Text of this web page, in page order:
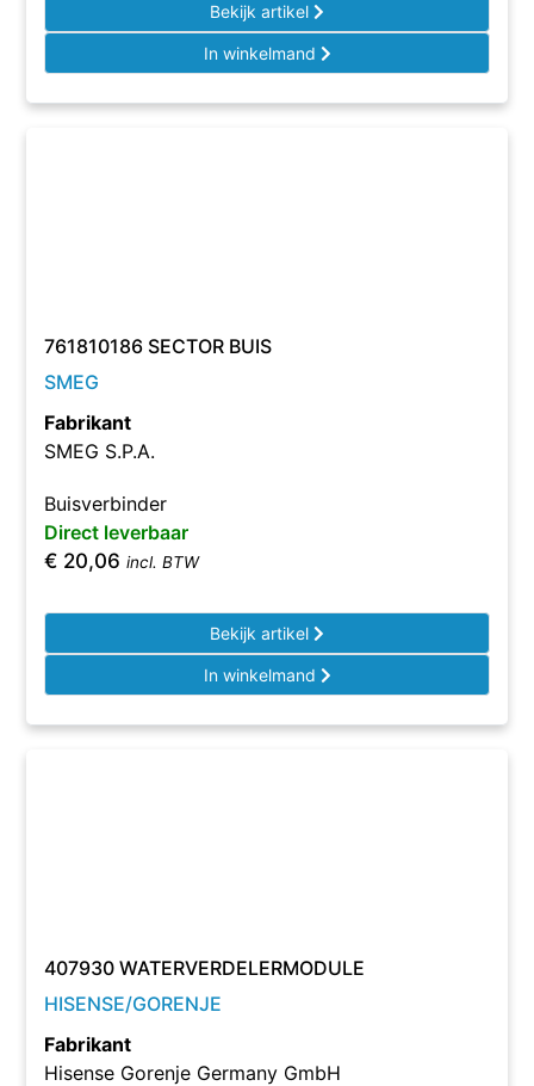
Bekijk artikel
In winkelmand
761810186 SECTOR BUIS
SMEG
Fabrikant
SMEG S.P.A.
Buisverbinder
Direct leverbaar
€ 20,06 incl. BTW
Bekijk artikel
In winkelmand
407930 WATERVERDELERMODULE
HISENSE/GORENJE
Fabrikant
Hisense Gorenje Germany GmbH